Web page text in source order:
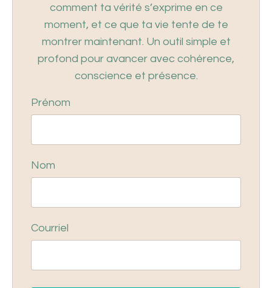
comment ta vérité s’exprime en ce
moment, et ce que ta vie tente de te
montrer maintenant. Un outil simple et
profond pour avancer avec cohérence,
conscience et présence.
Prénom
Nom
Courriel